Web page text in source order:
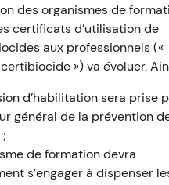
des organismes de
certificats d’utilisation de
aux professionnels («
») va évoluer.
d’habilitation sera prise
général de la prévention
de formation devra
s’engager à dispenser